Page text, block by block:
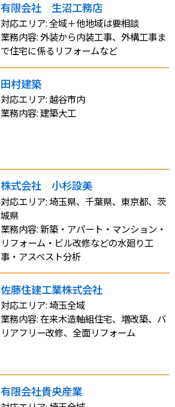
有限会社 生沼工務店
対応エリア: 全域＋他地域は要相談
業務内容: 外装から内装工事、外構工事ま
で住宅に係るリフォームなど
田村建築
対応エリア: 越谷市内
業務内容: 建築大工
株式会社 小杉設美
対応エリア: 埼玉県、千葉県、東京都、茨
城県
業務内容: 新築・アパート・マンション・
リフォーム・ビル改修などの水廻り工
事・アスベスト分析
佐藤住建工業株式会社
対応エリア: 埼玉全域
業務内容: 在来木造軸組住宅、増改築、バ
リアフリー改修、全面リフォーム
有限会社貴央産業